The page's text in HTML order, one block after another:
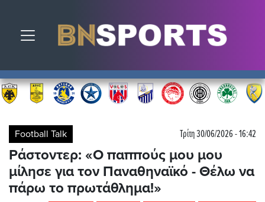
Toggle navigation
Football Talk Τρίτη 30/06/2026 - 16:42
Ράστοντερ: «Ο παππούς μου μου
μίλησε για τον Παναθηναϊκό - Θέλω να
πάρω το πρωτάθλημα!»